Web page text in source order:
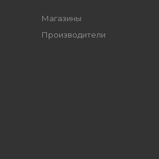
Магазины
Производители